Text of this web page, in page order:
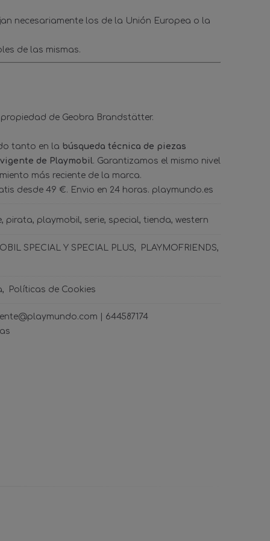
necesariamente los de la Unión Europea o la
de las mismas.
de Geobra Brandstätter.
tanto en la búsqueda técnica de piezas
de Playmobil. Garantizamos el mismo nivel
más reciente de la marca.
desde 49 €. Envio en 24 horas. playmundo.es
pirata playmobil serie special tienda western
SPECIAL Y SPECIAL PLUS
PLAYMOFRIENDS
Políticas de Cookies
| 644587174